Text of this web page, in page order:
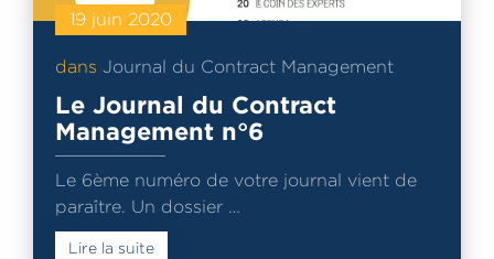
19 juin 2020
dans Journal du Contract Management
Le Journal du Contract
Management n°6
Le 6ème numéro de votre journal vient de
paraître. Un dossier …
Lire la suite